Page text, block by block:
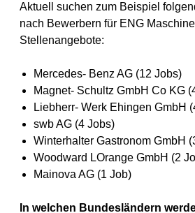
Aktuell suchen zum Beispiel
nach Bewerbern für ENG
Stellenangebote:
Mercedes- Benz AG (12 Jobs)
Magnet- Schultz GmbH Co KG
Liebherr- Werk Ehingen GmbH
swb AG (4 Jobs)
Winterhalter Gastronom GmbH
Woodward LOrange GmbH (2
Mainova AG (1 Job)
In welchen Bundesländern